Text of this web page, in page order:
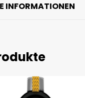
INFORMATIONEN